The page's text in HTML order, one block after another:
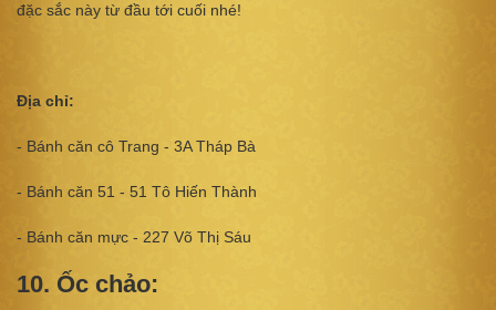
đặc sắc này từ đầu tới cuối nhé!
Địa chỉ:
- Bánh căn cô Trang - 3A Tháp Bà
- Bánh căn 51 - 51 Tô Hiến Thành
- Bánh căn mực - 227 Võ Thị Sáu
10. Ốc chảo: